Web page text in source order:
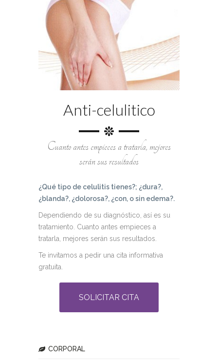
Anti-celulitico
Cuanto antes empieces a tratarla, mejores
serán sus resultados
¿Qué tipo de celulitis tienes?; ¿dura?,
¿blanda?, ¿dolorosa?, ¿con, o sin edema?.
Dependiendo de su diagnóstico, así es su
tratamiento. Cuanto antes empieces a
tratarla, mejores serán sus resultados.
Te invitamos a pedir una cita informativa
gratuita.
SOLICITAR CITA
CORPORAL